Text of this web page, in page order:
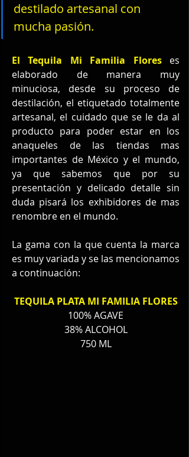
destilado artesanal con
mucha pasión.
El Tequila Mi Familia Flores es
elaborado de manera muy
minuciosa, desde su proceso de
destilación, el etiquetado totalmente
artesanal, el cuidado que se le da al
producto para poder estar en los
anaqueles de las tiendas mas
importantes de México y el mundo,
ya que sabemos que por su
presentación y delicado detalle sin
duda pisará los exhibidores de mas
renombre en el mundo.
La gama con la que cuenta la marca
es muy variada y se las mencionamos
a continuación:
TEQUILA PLATA MI FAMILIA FLORES
100% AGAVE
38% ALCOHOL
750 ML